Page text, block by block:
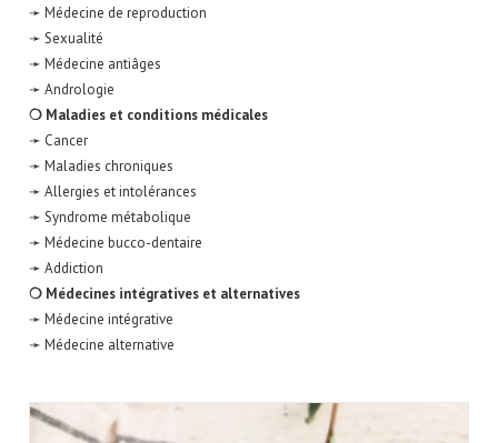
➛ Médecine de reproduction
➛ Sexualité
➛ Médecine antiâges
➛ Andrologie
❍ Maladies et conditions médicales
➛ Cancer
➛ Maladies chroniques
➛ Allergies et intolérances
➛ Syndrome métabolique
➛ Médecine bucco-dentaire
➛ Addiction
❍ Médecines intégratives et alternatives
➛ Médecine intégrative
➛ Médecine alternative